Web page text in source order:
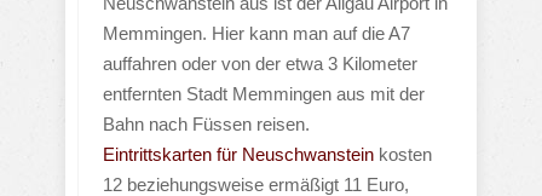
Memmingen. Hier kann man auf die A7
auffahren oder von der etwa 3 Kilometer
entfernten Stadt Memmingen aus mit der
Bahn nach Füssen reisen.
Eintrittskarten für Neuschwanstein kosten
12 beziehungsweise ermäßigt 11 Euro,